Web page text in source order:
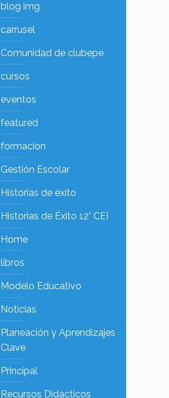
blog img
carrusel
Comunidad de clubepe
cursos
eventos
featured
formacion
Gestión Escolar
Historias de éxito
Historias de Éxito 12° CEI
Home
libros
Modelo Educativo
Noticias
Planeación y Aprendizajes
Clave
Principal
Recursos Didácticos